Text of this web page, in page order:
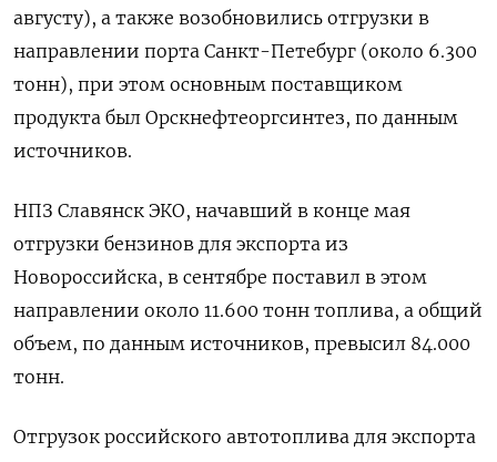
августу), а также возобновились отгрузки в
направлении порта Санкт-Петебург (около 6.300
тонн), при этом основным поставщиком
продукта был Орскнефтеоргсинтез, по данным
источников.
НПЗ Славянск ЭКО, начавший в конце мая
отгрузки бензинов для экспорта из
Новороссийска, в сентябре поставил в этом
направлении около 11.600 тонн топлива, а общий
объем, по данным источников, превысил 84.000
тонн.
Отгрузок российского автотоплива для экспорта